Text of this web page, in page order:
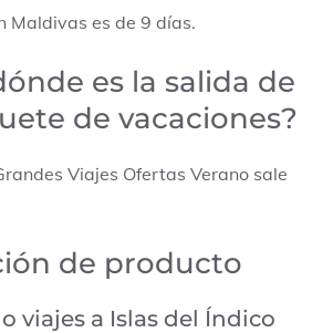
Maldivas es de 9 días.
es la salida de
de vacaciones?
Viajes Ofertas Verano sale
de producto
viajes a Islas del Índico